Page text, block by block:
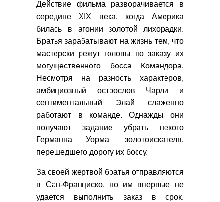
Действие фильма разворачивается в
середине XIX века, когда Америка
билась в агонии золотой лихорадки.
Братья зарабатывают на жизнь тем, что
мастерски режут головы по заказу их
могущественного босса Командора.
Несмотря на разность характеров,
амбициозный острослов Чарли и
сентиментальный Элай слаженно
работают в команде. Однажды они
получают задание убрать некого
Германна Уорма, золотоискателя,
перешедшего дорогу их боссу.
За своей жертвой братья отправляются
в Сан-Франциско, но им впервые не
удается выполнить заказ в срок.